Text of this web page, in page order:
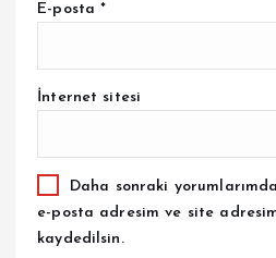
E-posta*
İnternet sitesi
Daha sonraki
e-posta adresim ve site
kaydedilsin.